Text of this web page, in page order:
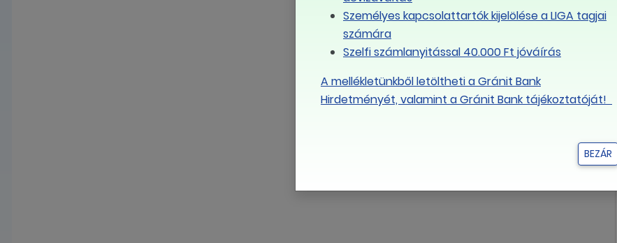
Személyes kapcsolattartók kijelölése a LIGA tagjai
számára
Szelfi számlanyitással 40.000 Ft jóváírás
A mellékletünkből letöltheti a Gránit Bank
Hirdetményét, valamint a Gránit Bank tájékoztatóját!
BEZÁR